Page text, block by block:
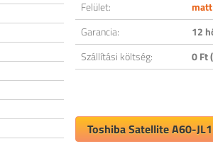
Felület:
matt
Garancia:
12
Szállítási költség:
0 Ft
Toshiba Satellite A60-